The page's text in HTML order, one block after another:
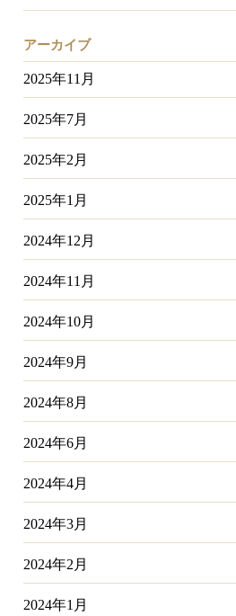
アーカイブ
2025年11月
2025年7月
2025年2月
2025年1月
2024年12月
2024年11月
2024年10月
2024年9月
2024年8月
2024年6月
2024年4月
2024年3月
2024年2月
2024年1月